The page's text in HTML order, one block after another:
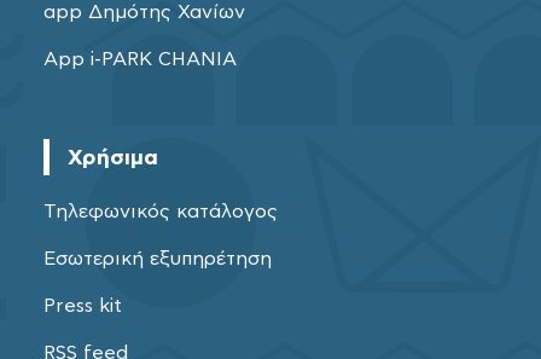
app Δημότης Χανίων
App i-PARK CHANIA
Χρήσιμα
Τηλεφωνικός κατάλογος
Εσωτερική εξυπηρέτηση
Press kit
RSS feed